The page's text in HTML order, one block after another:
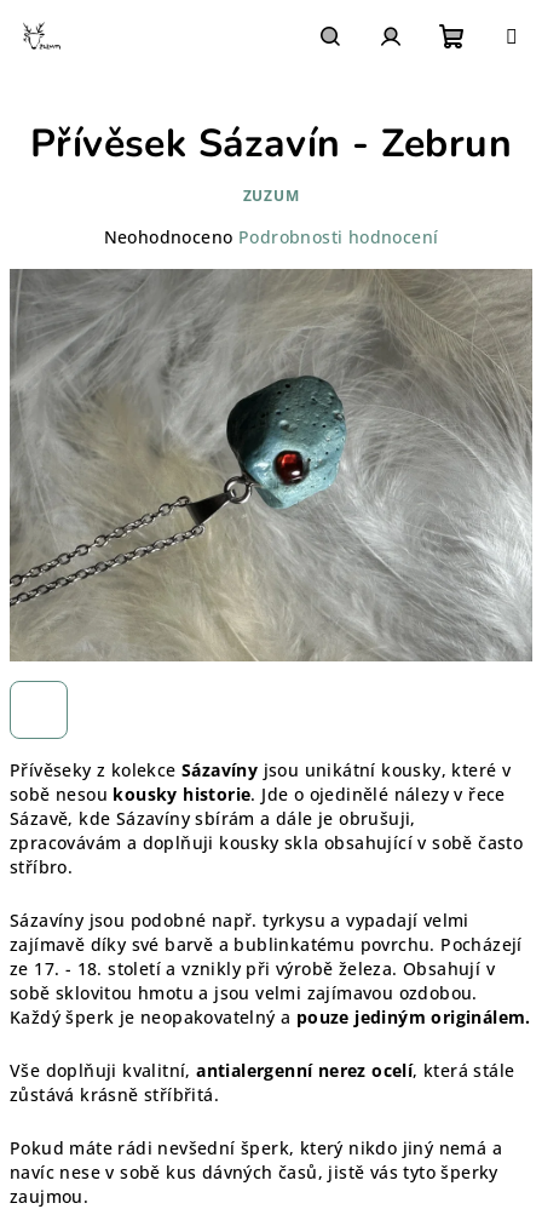
košík
Přívěseky z kolekce Sázavíny jsou unikátní kousky, které v
sobě nesou kousky historie. Jde o ojedinělé nálezy v řece
Sázavě, kde Sázavíny sbírám a dále je obrušuji,
zpracovávám a doplňuji kousky skla obsahující v sobě často
stříbro.
Sázavíny jsou podobné např. tyrkysu a vypadají velmi
zajímavě díky své barvě a bublinkatému povrchu. Pocházejí
ze 17. - 18. století a vznikly při výrobě železa. Obsahují v
sobě sklovitou hmotu a jsou velmi zajímavou ozdobou.
Každý šperk je neopakovatelný a pouze jediným originálem.
Vše doplňuji kvalitní,antialergenní nerez ocelí, která stále
zůstává krásně stříbřitá.
Pokud máte rádi nevšední šperk, který nikdo jiný nemá a
navíc nese v sobě kus dávných časů, jistě vás tyto šperky
zaujmou.
Přívěsek Sázavín - Zebrun
ZUZUM
Průměrné
produktu
0,0
z
5
hvězdiček.
Neohodnoceno Podrobnosti hodnocení